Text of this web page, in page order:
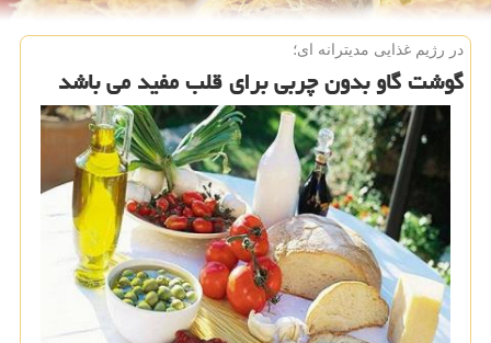
در رژیم غذایی مدیترانه ای؛
گوشت گاو بدون چربی برای قلب مفید می باشد